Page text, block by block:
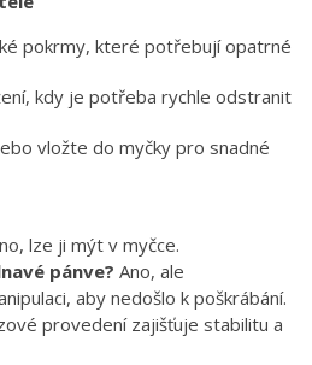
pokrmy, které potřebují opatrné
kdy je potřeba rychle odstranit
vložte do myčky pro snadné
lze ji mýt v myčce.
pánve? Ano, ale
aby nedošlo k poškrábání.
provedení zajišťuje stabilitu a